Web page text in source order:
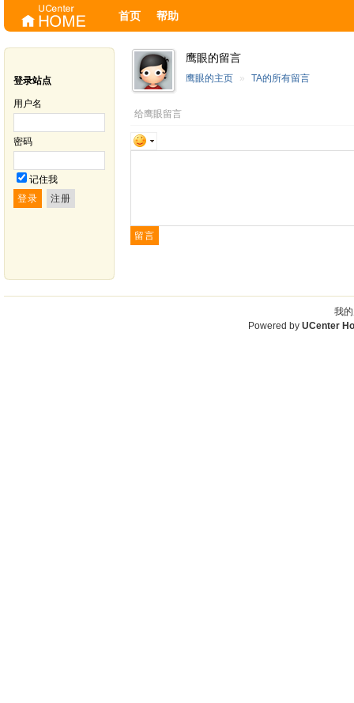
首页 帮助
登录站点
用户名
密码
记住我
鹰眼的留言
鹰眼的主页 » TA的所有留言
给鹰眼留言
我
Powered by UCenter